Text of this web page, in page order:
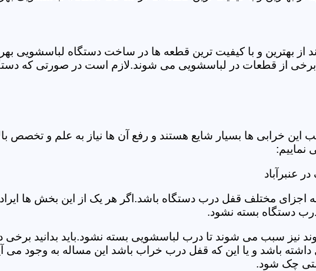
از بهترین و با کیفیت ترین قطعه ها در ساخت دستگاه لباسشویی
از قطعات در لباسشویی می شوند.لازم است در صورتی که
ها بسیار شایع هستند و رفع آن ها نیاز به علم و تخصص بالا
عنبرآباد
مختلف قفل درب دستگاه باشد.اگر هر یک از این بخش ها ایراد
دستگاه بسته نشود.
سبب می شوند تا درب لباسشویی بسته نشود.باید بدانید برخی
باشد و یا این که قفل درب خراب باشد این مساله به وجود می
چک شود.